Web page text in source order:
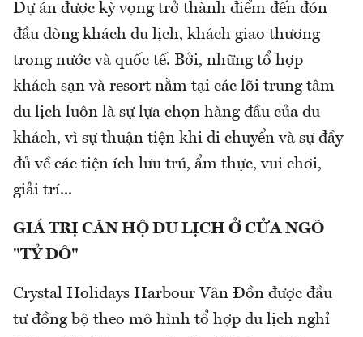
Dự án được kỳ vọng trở thành điểm đến đón
đầu dòng khách du lịch, khách giao thương
trong nước và quốc tế. Bởi, những tổ hợp
khách sạn và resort nằm tại các lõi trung tâm
du lịch luôn là sự lựa chọn hàng đầu của du
khách, vì sự thuận tiện khi di chuyển và sự đầy
đủ về các tiện ích lưu trú, ẩm thực, vui chơi,
giải trí...
GIÁ TRỊ CĂN HỘ DU LỊCH Ở CỬA NGÕ
"TỶ ĐÔ"
Crystal Holidays Harbour Vân Đồn được đầu
tư đồng bộ theo mô hình tổ hợp du lịch nghỉ